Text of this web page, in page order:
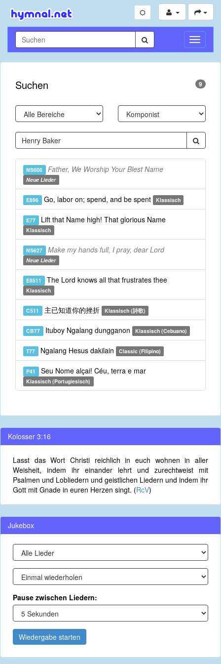
Suchen 9
NS606 Father, We Worship Your Blest Name
Neue Lieder
E896 Go, labor on; spend, and be spent Klassisch
E77 Lift that Name high! That glorious Name
Klassisch
NS627 Make my hands full, I pray, dear Lord
Neue Lieder
E8511 The Lord knows all that frustrates thee
Klassisch
C511 主已知道你的挫折 Klassisch (詩歌)
CB77 Ituboy Ngalang dungganon Klassisch (Cebuano)
T77 Ngalang Hesus dakilain Classic (Filipino)
P41 Seu Nome alçai! Céu, terra e mar
Klassisch (Portugiesisch)
Kolosser 3:16
Lasst das Wort Christi reichlich in euch wohnen in aller
Weisheit, indem ihr einander lehrt und zurechtweist mit
Psalmen und Lobliedern und geistlichen Liedern und indem ihr
Gott mit Gnade in euren Herzen singt. (RcV)
Jukebox
Pause zwischen Liedern:
Wiedergabe starten